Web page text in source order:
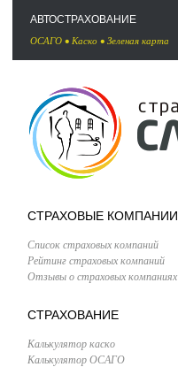
АВТОСТРАХОВАНИЕ
ОСАГО • Каско • Зеленая карта
СТРАХОВЫЕ КОМПАНИИ
Список страховых компаний
Рейтинг страховых компаний
Отзывы о страховых компаниях
СТРАХОВАНИЕ
Калькулятор каско
Калькулятор ОСАГО